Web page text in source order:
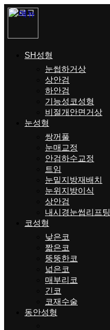
SH성형
눈썹하거상
상안검
하안검
기능성코성형
비절개안면거상
눈성형
쌍꺼풀
눈매교정
안검하수교정
트임
눈밑지방재배치
눈위지방이식
상안검
내시경눈썹리프팅
코성형
낮은코
짧은코
뚱뚱한코
넓은코
매부리코
긴코
코재수술
동안성형